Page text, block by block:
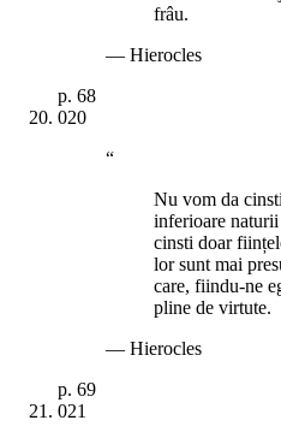
frâu.
— Hierocles
p. 68
020
“
Nu vom da
inferioare
cinsti doar
lor sunt mai
care, fiindu-ne
pline de virtute.
— Hierocles
p. 69
021